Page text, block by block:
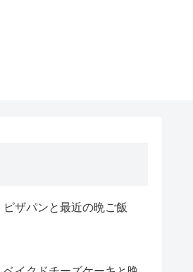
ピザパンと最近の晩ご飯